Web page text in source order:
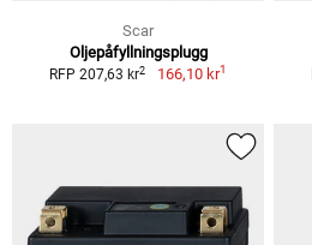
Scar
Oljepåfyllningsplugg
RFP 207,63 kr2 166,10 kr1